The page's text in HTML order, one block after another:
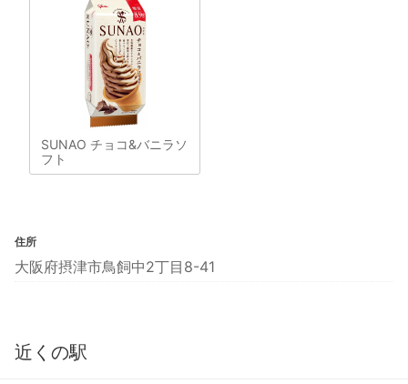
SUNAO チョコ&バニラソ
フト
住所
大阪府摂津市鳥飼中2丁目8-41
近くの駅